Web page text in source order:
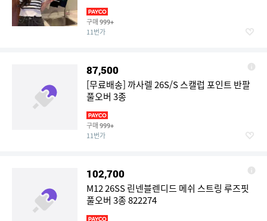
구매 999+
11번가
87,500
[무료배송] 까사렐 26S/S 스캘럽 포인트 반팔
풀오버 3종
구매 999+
11번가
102,700
M12 26SS 린넨블렌디드 메쉬 스트링 루즈핏
풀오버 3종 822274